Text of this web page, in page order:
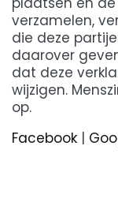
verzamelen,
die deze
daarover
dat deze
wijzigen.
op.
Facebook |